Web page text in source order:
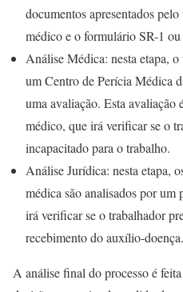
documentos apresentados
médico e o formulário SR-1 ou
Análise Médica: nesta etapa,
um Centro de Perícia Médica
uma avaliação. Esta avaliação
médico, que irá verificar se o
incapacitado para o trabalho.
Análise Jurídica: nesta etapa,
médica são analisados por
irá verificar se o trabalhador
recebimento do auxílio-doença.
A análise final do processo é